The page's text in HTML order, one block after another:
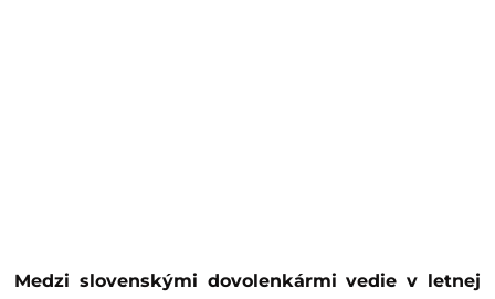
Medzi slovenskými dovolenkármi vedie v letnej